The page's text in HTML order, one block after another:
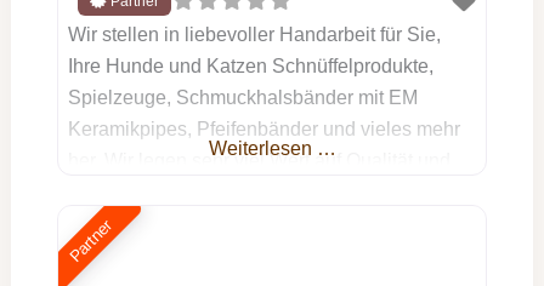
Wir stellen in liebevoller Handarbeit für Sie,
Ihre Hunde und Katzen Schnüffelprodukte,
Spielzeuge, Schmuckhalsbänder mit EM
Keramikpipes, Pfeifenbänder und vieles mehr
her. Wir legen sehr viel Wert auf Qualität und
Materialen. Jetzt Kontakt aufnehmen Dein
Name Deine E-Mail-Adresse Betreff Deine
Weiterlesen …
Partner